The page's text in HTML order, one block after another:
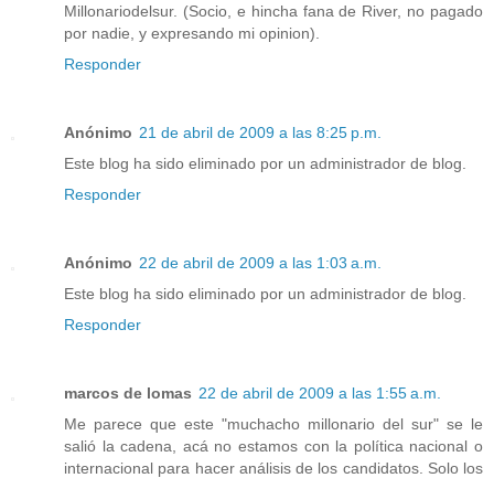
Millonariodelsur. (Socio, e hincha fana de River, no pagado
por nadie, y expresando mi opinion).
Responder
Anónimo 21 de abril de 2009 a las 8:25 p.m.
Este blog ha sido eliminado por un administrador de blog.
Responder
Anónimo 22 de abril de 2009 a las 1:03 a.m.
Este blog ha sido eliminado por un administrador de blog.
Responder
marcos de lomas 22 de abril de 2009 a las 1:55 a.m.
Me parece que este "muchacho millonario del sur" se le
salió la cadena, acá no estamos con la política nacional o
internacional para hacer análisis de los candidatos. Solo los